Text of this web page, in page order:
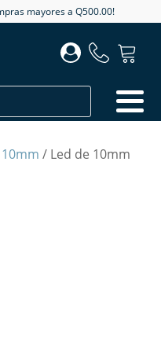
mayores a Q500.00!
/ Led de 10mm